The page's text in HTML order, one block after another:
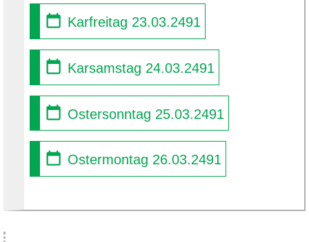
Karfreitag 23.03.2491
Karsamstag 24.03.2491
Ostersonntag 25.03.2491
Ostermontag 26.03.2491